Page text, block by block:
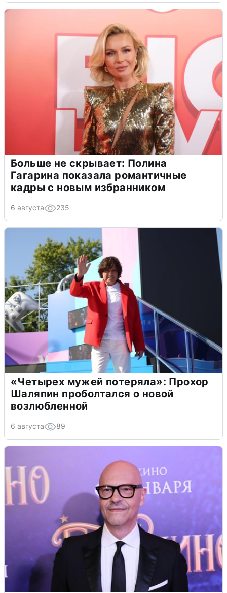
Больше не скрывает: Полина
Гагарина показала романтичные
кадры с новым избранником
6 августа 235
«Четырех мужей потеряла»: Прохор
Шаляпин проболтался о новой
возлюбленной
6 августа 89